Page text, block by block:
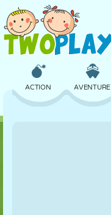
ACTION AVENTURE